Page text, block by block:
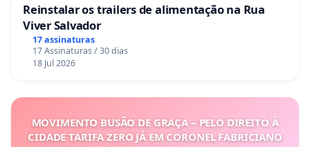
Reinstalar os trailers de alimentação na Rua
Viver Salvador
17 assinaturas
17 Assinaturas / 30 dias
18 Jul 2026
MOVIMENTO BUSÃO DE GRAÇA – PELO DIREITO À
CIDADE TARIFA ZERO JÁ EM CORONEL FABRICIANO